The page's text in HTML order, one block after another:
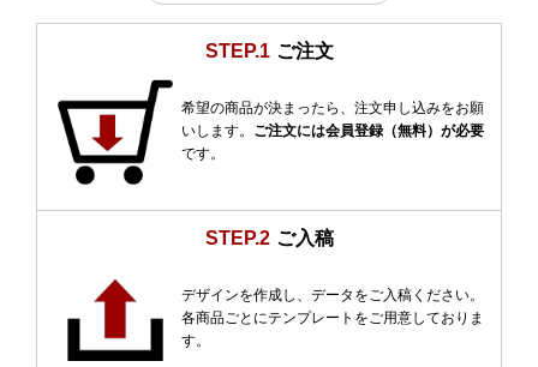
STEP.1 ご注文
希望の商品が決まったら、注文申し込みをお願
いします。 ご注文には会員登録（無料）が必要
です。
STEP.2 ご入稿
デザインを作成し、データをご入稿ください。
各商品ごとにテンプレートをご用意しておりま
す。